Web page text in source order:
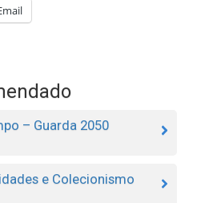
– Guarda 2050
e Colecionismo